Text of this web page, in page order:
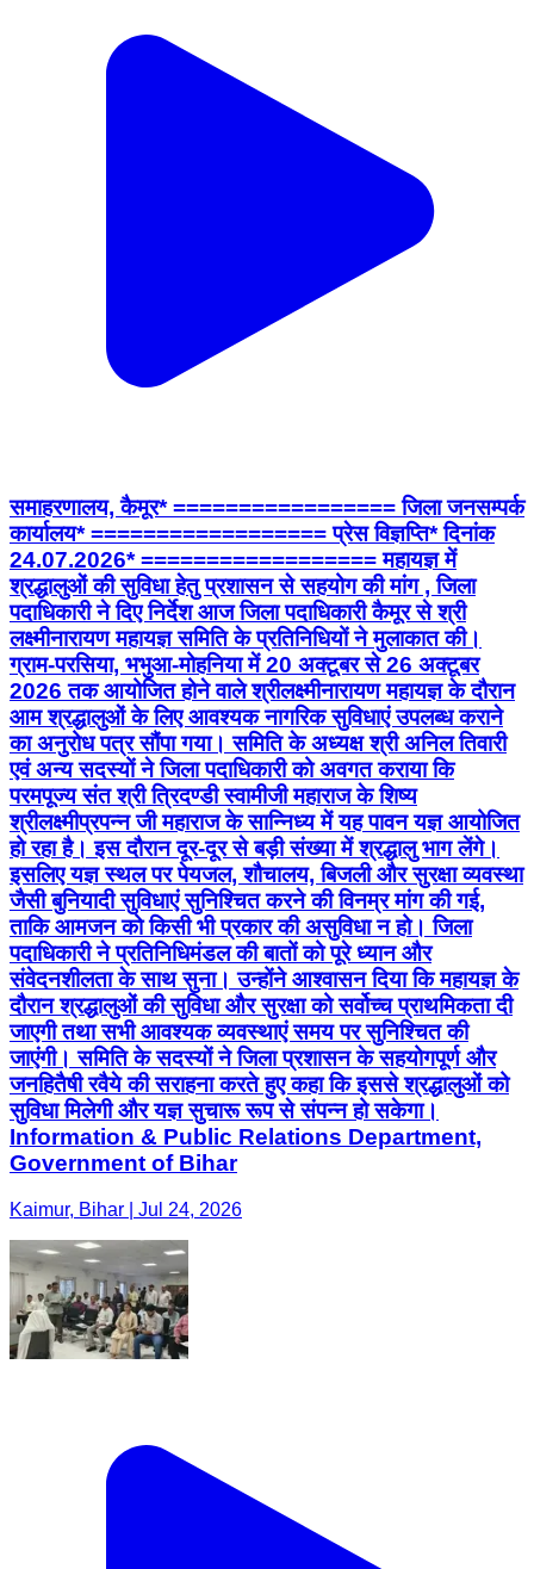
समाहरणालय, कैमूर* ================= जिला जनसम्पर्क
कार्यालय* ================== प्रेस विज्ञप्ति* दिनांक
लक्ष्मीनारायण महायज्ञ समिति के प्रतिनिधियों ने मुलाकात की।
ग्राम-परसिया, भभुआ-मोहनिया में 20 अक्टूबर से 26 अक्टूबर
2026 तक आयोजित होने वाले श्रीलक्ष्मीनारायण महायज्ञ के दौरान
आम श्रद्धालुओं के लिए आवश्यक नागरिक सुविधाएं उपलब्ध कराने
का अनुरोध पत्र सौंपा गया। समिति के अध्यक्ष श्री अनिल तिवारी
एवं अन्य सदस्यों ने जिला पदाधिकारी को अवगत कराया कि
परमपूज्य संत श्री त्रिदण्डी स्वामीजी महाराज के शिष्य
श्रीलक्ष्मीप्रपन्न जी महाराज के सान्निध्य में यह पावन यज्ञ आयोजित
हो रहा है। इस दौरान दूर-दूर से बड़ी संख्या में श्रद्धालु भाग लेंगे।
इसलिए यज्ञ स्थल पर पेयजल, शौचालय, बिजली और सुरक्षा व्यवस्था
जैसी बुनियादी सुविधाएं सुनिश्चित करने की विनम्र मांग की गई,
ताकि आमजन को किसी भी प्रकार की असुविधा न हो। जिला
पदाधिकारी ने प्रतिनिधिमंडल की बातों को पूरे ध्यान और
संवेदनशीलता के साथ सुना। उन्होंने आश्वासन दिया कि महायज्ञ के
दौरान श्रद्धालुओं की सुविधा और सुरक्षा को सर्वोच्च प्राथमिकता दी
जाएगी तथा सभी आवश्यक व्यवस्थाएं समय पर सुनिश्चित की
जाएंगी। समिति के सदस्यों ने जिला प्रशासन के सहयोगपूर्ण और
जनहितैषी रवैये की सराहना करते हुए कहा कि इससे श्रद्धालुओं को
सुविधा मिलेगी और यज्ञ सुचारू रूप से संपन्न हो सकेगा।
Information & Public Relations Department,
Government of Bihar
Kaimur, Bihar | Jul 24, 2026